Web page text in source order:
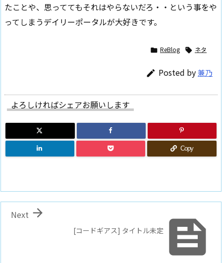
たことや、思っててもそれはやらないだろ・・という事をや
ってしまうデイリーポータルが大好きです。
 ReBlog  ネタ
 Posted by兼乃
よろしければシェアお願いします
Copy

[コードギアス] タイトル未定

Next